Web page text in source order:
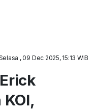
, 09 Dec 2025, 15:13 WIB